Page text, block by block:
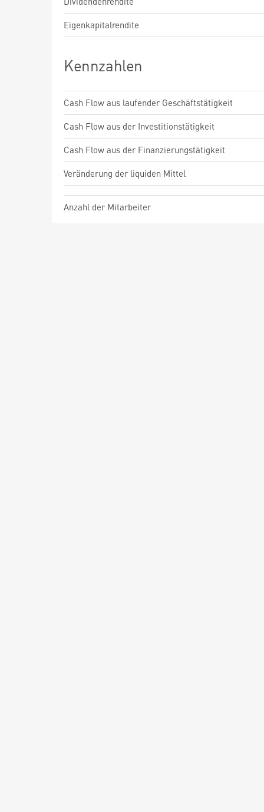
Eigenkapitalrendite
Kennzahlen
Cash Flow aus laufender Geschäftstätigkeit
Cash Flow aus der Investitionstätigkeit
Cash Flow aus der Finanzierungstätigkeit
Veränderung der liquiden Mittel
Anzahl der Mitarbeiter